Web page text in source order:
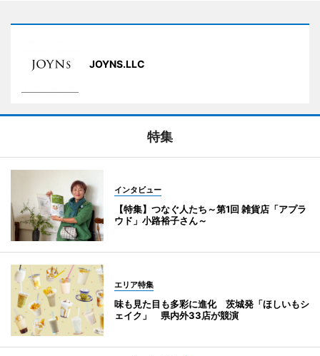
JOYNS.LLC
特集
インタビュー
【特集】つなぐ人たち～第1回 雑貨店「アプラ
ウド」小路裕子さん～
エリア特集
味も見た目も多彩に進化 茨城発「ほしいもシ
ェイク」 県内外33店が競演